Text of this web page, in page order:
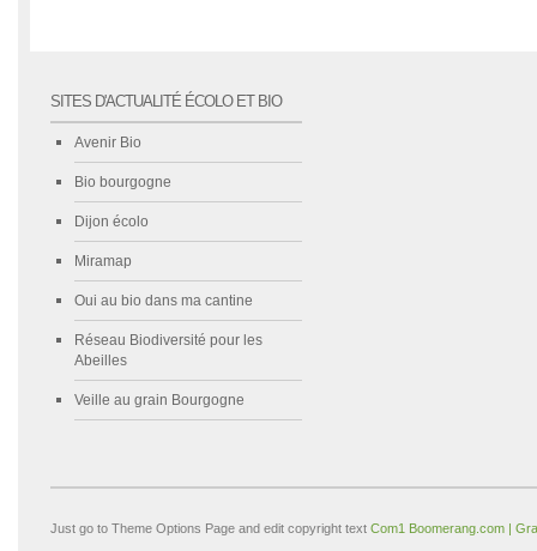
SITES D'ACTUALITÉ ÉCOLO ET BIO
Avenir Bio
Bio bourgogne
Dijon écolo
Miramap
Oui au bio dans ma cantine
Réseau Biodiversité pour les
Abeilles
Veille au grain Bourgogne
Just go to Theme Options Page and edit copyright text Com1 Boomerang.com |